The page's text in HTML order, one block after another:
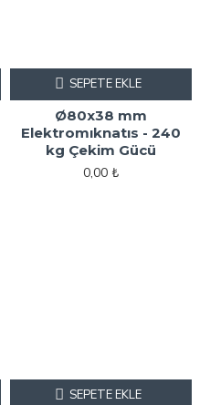
Ø80x38 mm
Elektromıknatıs - 240
kg Çekim Gücü
0,00 ₺
SEPETE EKLE
SEPETE EKLE